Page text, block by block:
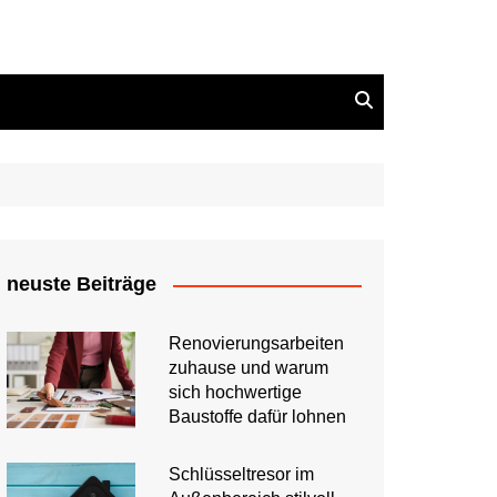
neuste Beiträge
Renovierungsarbeiten
zuhause und warum
sich hochwertige
Baustoffe dafür lohnen
Schlüsseltresor im